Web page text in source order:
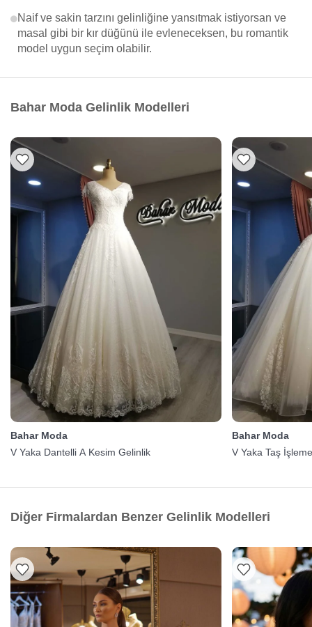
Naif ve sakin tarzını gelinliğine yansıtmak istiyorsan ve
masal gibi bir kır düğünü ile evleneceksen, bu romantik
model uygun seçim olabilir.
Bahar Moda Gelinlik Modelleri
Bahar Moda
V Yaka Dantelli A Kesim Gelinlik
Bahar Moda
V Yaka Taş
Diğer Firmalardan Benzer Gelinlik Modelleri